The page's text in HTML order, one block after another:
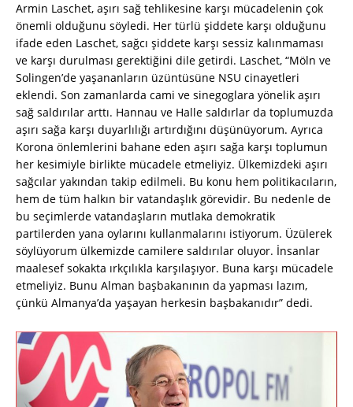
Armin Laschet, aşırı sağ tehlikesine karşı mücadelenin çok
önemli olduğunu söyledi. Her türlü şiddete karşı olduğunu
ifade eden Laschet, sağcı şiddete karşı sessiz kalınmaması
ve karşı durulması gerektiğini dile getirdi. Laschet, “Möln ve
Solingen’de yaşananların üzüntüsüne NSU cinayetleri
eklendi. Son zamanlarda cami ve sinegoglara yönelik aşırı
sağ saldırılar arttı. Hannau ve Halle saldırlar da toplumuzda
aşırı sağa karşı duyarlılığı artırdığını düşünüyorum. Ayrıca
Korona önlemlerini bahane eden aşırı sağa karşı toplumun
her kesimiyle birlikte mücadele etmeliyiz. Ülkemizdeki aşırı
sağcılar yakından takip edilmeli. Bu konu hem politikacıların,
hem de tüm halkın bir vatandaşlık görevidir. Bu nedenle de
bu seçimlerde vatandaşların mutlaka demokratik
partilerden yana oylarını kullanmalarını istiyorum. Üzülerek
söylüyorum ülkemizde camilere saldırılar oluyor. İnsanlar
maalesef sokakta ırkçılıkla karşılaşıyor. Buna karşı mücadele
etmeliyiz. Bunu Alman başbakanının da yapması lazım,
çünkü Almanya’da yaşayan herkesin başbakanıdır” dedi.